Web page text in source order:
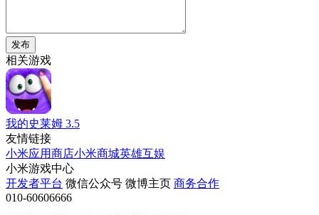
发布
相关游戏
我的史莱姆 3.5
友情链接
小米应用商店小米商城英雄互娱
小米游戏中心
开发者平台 微信公众号 微博主页 商务合作
010-60606666